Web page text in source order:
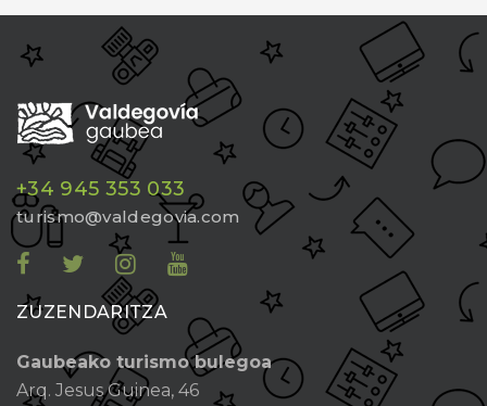
+34 945 353 033
turismo@valdegovia.com
ZUZENDARITZA
Gaubeako turismo bulegoa
Arq. Jesus Guinea, 46